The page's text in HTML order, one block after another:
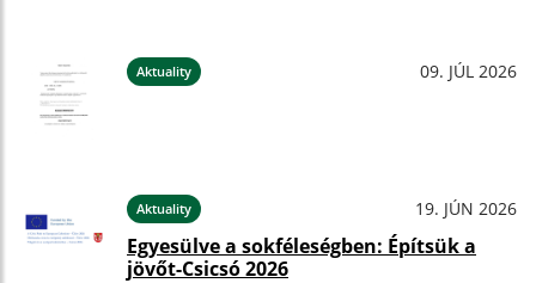
Aktuality 09. JÚL 2026
Aktuality 19. JÚN 2026
Egyesülve a sokféleségben: Építsük a
jövőt-Csicsó 2026